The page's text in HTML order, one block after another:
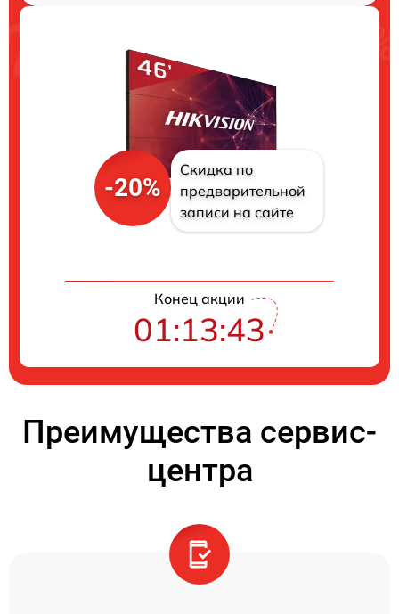
-20%
Скидка по
предварительной
записи на сайте
Конец акции
01:13:43
Преимущества сервис-
центра